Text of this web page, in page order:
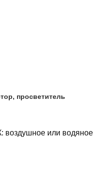
просветитель